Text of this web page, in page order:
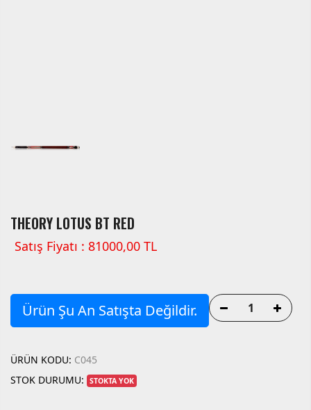
THEORY LOTUS BT RED
Satış Fiyatı : 81000,00 TL
Ürün Şu An Satışta Değildir.
ÜRÜN KODU: C045
STOK DURUMU:
STOKTA YOK